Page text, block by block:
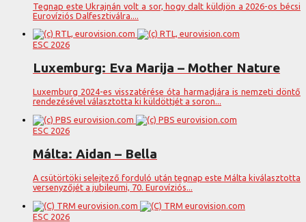
Tegnap este Ukrajnán volt a sor, hogy dalt küldjön a 2026-os bécsi
Eurovíziós Dalfesztiválra....
ESC 2026
Luxemburg: Eva Marija – Mother Nature
Luxemburg 2024-es visszatérése óta harmadjára is nemzeti döntő
rendezésével választotta ki küldöttjét a soron...
ESC 2026
Málta: Aidan – Bella
A csütörtöki selejtező forduló után tegnap este Málta kiválasztotta
versenyzőjét a jubileumi, 70. Eurovíziós...
ESC 2026